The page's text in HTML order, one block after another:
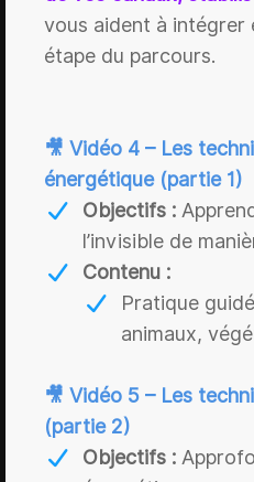
vous aident à intégrer
étape du parcours.
🎥 Vidéo 4 – Les
énergétique (partie 1)
Objectifs :
l’invisible de
Contenu :
Pratique
animaux,
🎥 Vidéo 5 – Les
(partie 2)
Objectifs :